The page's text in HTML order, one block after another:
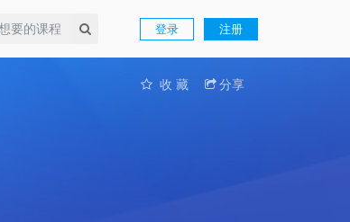
登录 注册
收 藏 分享